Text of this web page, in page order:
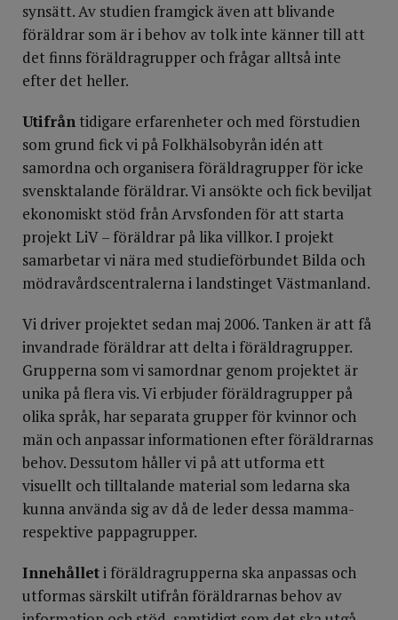
synsätt. Av studien framgick även att blivande
föräldrar som är i behov av tolk inte känner till att
det finns föräldragrupper och frågar alltså inte
efter det heller.
Utifrån tidigare erfarenheter och med förstudien
som grund fick vi på Folkhälsobyrån idén att
samordna och organisera föräldragrupper för icke
svensktalande föräldrar. Vi ansökte och fick beviljat
ekonomiskt stöd från Arvsfonden för att starta
projekt LiV – föräldrar på lika villkor. I projekt
samarbetar vi nära med studieförbundet Bilda och
mödravårdscentralerna i landstinget Västmanland.
Vi driver projektet sedan maj 2006. Tanken är att få
invandrade föräldrar att delta i föräldragrupper.
Grupperna som vi samordnar genom projektet är
unika på flera vis. Vi erbjuder föräldragrupper på
olika språk, har separata grupper för kvinnor och
män och anpassar informationen efter föräldrarnas
behov. Dessutom håller vi på att utforma ett
visuellt och tilltalande material som ledarna ska
kunna använda sig av då de leder dessa mamma-
respektive pappa­grupper.
Innehålleti föräldragrupperna ska anpassas och
utformas särskilt utifrån föräldrarnas behov av